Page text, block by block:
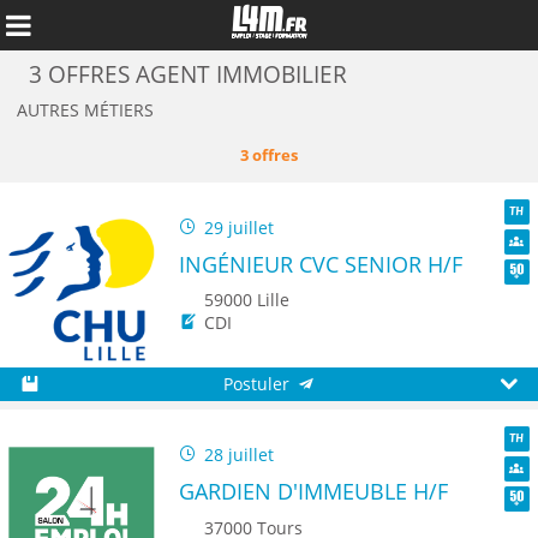
Annuler
3 OFFRES AGENT IMMOBILIER
AUTRES MÉTIERS
3 offres
29 juillet
TH
INGÉNIEUR CVC SENIOR H/F
59000 Lille
CDI
Postuler
28 juillet
TH
GARDIEN D'IMMEUBLE H/F
37000 Tours